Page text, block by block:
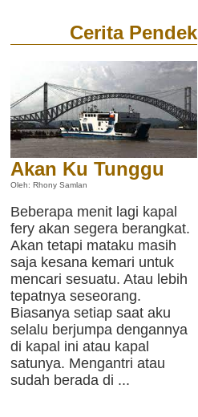
Cerita Pendek
Akan Ku Tunggu
Oleh: Rhony Samlan
Beberapa menit lagi kapal
fery akan segera berangkat.
Akan tetapi mataku masih
saja kesana kemari untuk
mencari sesuatu. Atau lebih
tepatnya seseorang.
Biasanya setiap saat aku
selalu berjumpa dengannya
di kapal ini atau kapal
satunya. Mengantri atau
sudah berada di ...